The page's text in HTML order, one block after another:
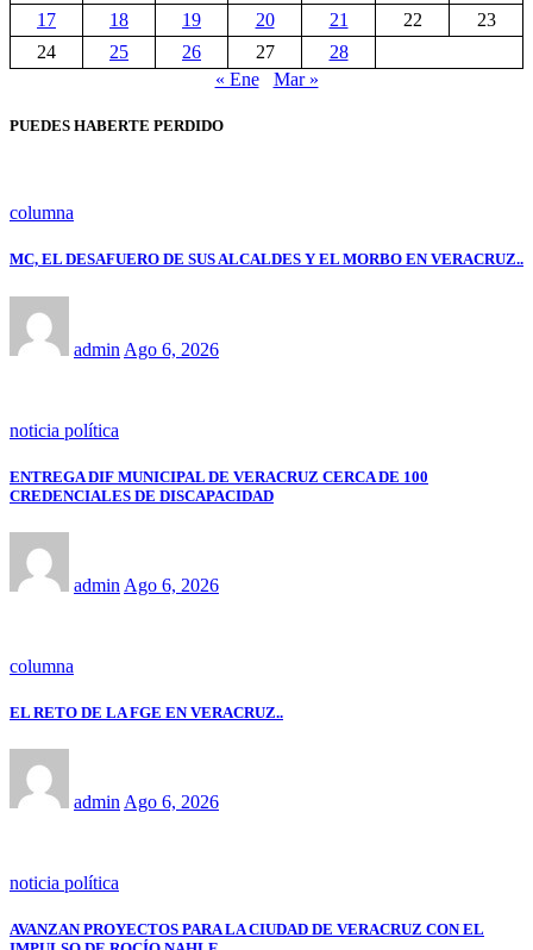
17
18 19 20 21 22
23
24
25 26 27
28
« Ene
Mar »
PUEDES HABERTE PERDIDO
columna
MC, EL DESAFUERO DE SUS ALCALDES Y EL MORBO EN VERACRUZ..
admin Ago 6, 2026
noticia política
ENTREGA DIF MUNICIPAL DE VERACRUZ CERCA DE 100
CREDENCIALES DE DISCAPACIDAD
admin Ago 6, 2026
columna
EL RETO DE LA FGE EN VERACRUZ..
admin Ago 6, 2026
noticia política
AVANZAN PROYECTOS PARA LA CIUDAD DE VERACRUZ CON EL